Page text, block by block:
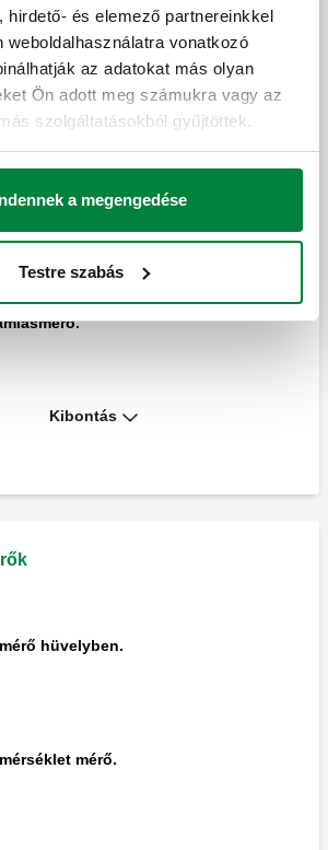
hirdető- és elemező partnereinkkel
weboldalhasználatra vonatkozó
az adatokat más olyan
Ön adott meg számukra vagy az
szolgáltatásokból gyűjtöttek.
a megengedése
Testre szabás
a tágulási tartály
csap INAIL nyomásmérő
csillapító hurok.
Kibontás
hüvelyben.
mérő.